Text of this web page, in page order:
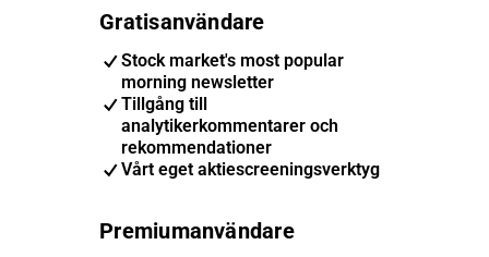
Gratisanvändare
Stock market's most popular
morning newsletter
Tillgång till
analytikerkommentarer och
rekommendationer
Vårt eget aktiescreeningsverktyg
Premiumanvändare